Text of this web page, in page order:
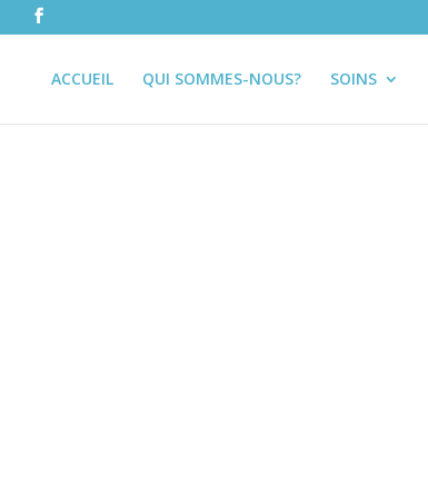
ACCUEIL QUI SOMMES-NOUS? SOINS